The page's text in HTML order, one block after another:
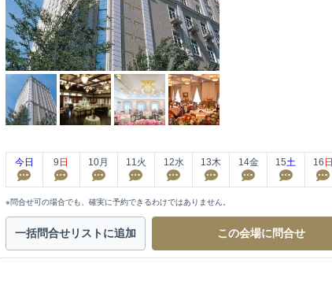
今日 9 日 10月 11火 12水 13木 14金 15土 16 日
※問合せ可の場合でも、確実に予約できるわけではありません。
一括問合せリストに追加 この会場に問合せ